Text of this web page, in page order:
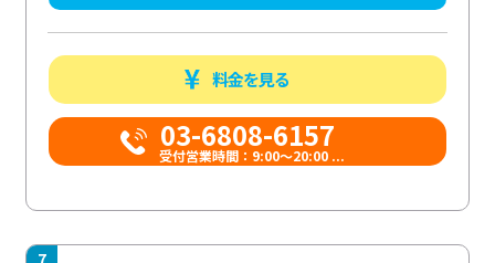
料金を見る
03-6808-6157
受付営業時間：9:00〜20:00 ...